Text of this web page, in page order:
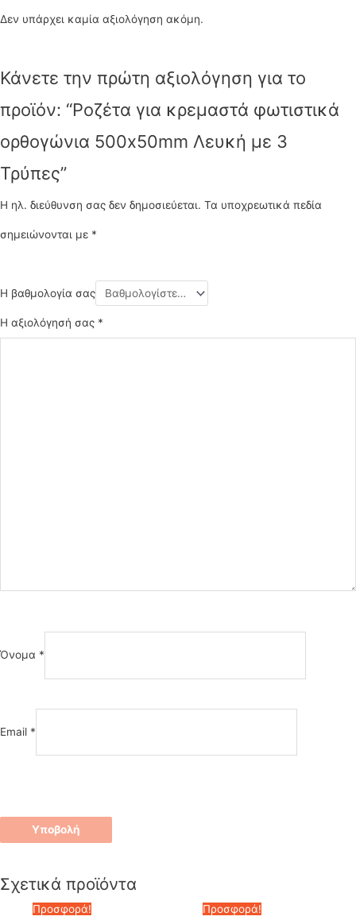
Δεν υπάρχει καμία αξιολόγηση ακόμη.
Κάνετε την πρώτη αξιολόγηση για το
προϊόν: “Ροζέτα για κρεμαστά φωτιστικά
ορθογώνια 500x50mm Λευκή με 3
Τρύπες”
Η ηλ. διεύθυνση σας δεν δημοσιεύεται. Τα υποχρεωτικά πεδία
σημειώνονται με *
Η βαθμολογία σας
Η αξιολόγησή σας *
Όνομα *
Email *
Σχετικά προϊόντα
Προσφορά! Προσφορά!